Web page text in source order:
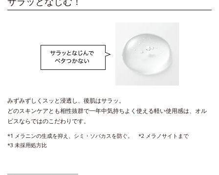
みずみずしくスッと浸透し、後肌はサラッ。
どのスキンケアとも相性抜群で一年中気持ちよく使える軽い使用感は、オル
ビスならではのこだわりです。
*1 メラニンの生成を抑え、シミ・ソバカスを防ぐ。 *2 メラノサイトまで
*3 未採用処方比